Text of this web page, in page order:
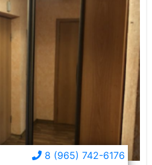
8 (965) 742-6176